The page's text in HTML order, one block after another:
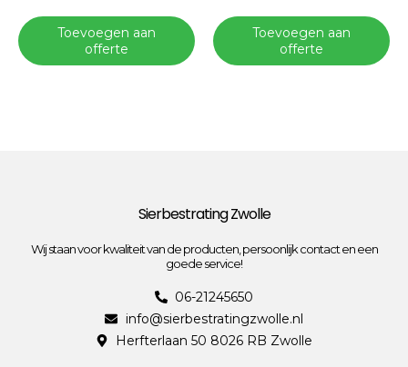
Toevoegen aan
offerte
Toevoegen aan
offerte
Sierbestrating Zwolle
Wij staan voor kwaliteit van de producten, persoonlijk contact en een
goede service!
06-21245650
info@sierbestratingzwolle.nl
Herfterlaan 50 8026 RB Zwolle